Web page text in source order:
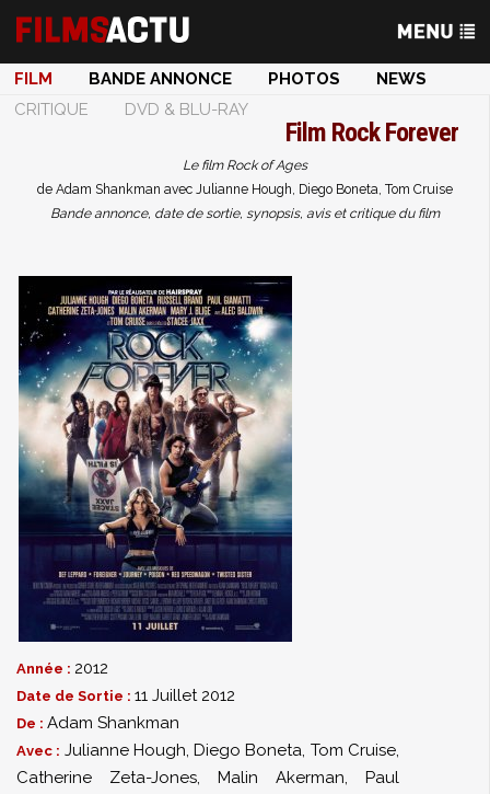
FILM BANDE ANNONCE PHOTOS
NEWS
CRITIQUE
DVD & BLU-RAY
Film Rock Forever
Le film Rock of Ages
de Adam Shankman avec Julianne Hough, Diego Boneta, Tom Cruise
Bande annonce, date de sortie, synopsis, avis et critique du film
Année : 2012
Date de Sortie : 11 Juillet 2012
De : Adam Shankman
Avec : Julianne Hough,Diego Boneta, Tom Cruise,
Catherine Zeta-Jones, Malin Akerman, Paul